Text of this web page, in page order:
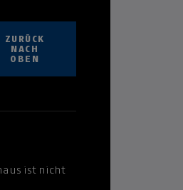
ist nicht
ZURÜCK
NACH
OBEN